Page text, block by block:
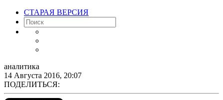
СТАРАЯ ВЕРСИЯ
аналитика
14 Августа 2016, 20:07
ПОДЕЛИТЬСЯ: